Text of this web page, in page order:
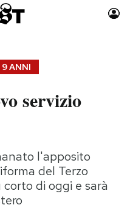
Moda
Storie/Idee
Ok Boomer!
Media
Europa
9 ANNI
servizio
l'apposito
del Terzo
di oggi e sarà